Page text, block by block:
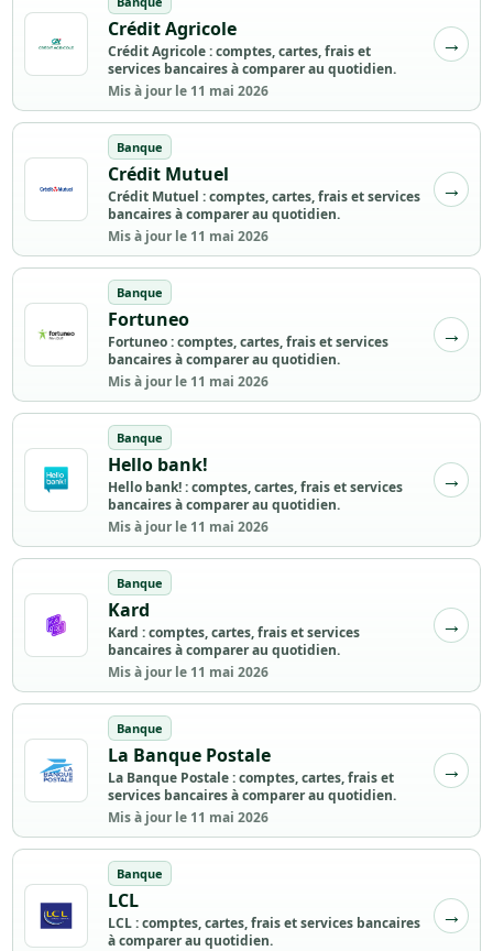
Crédit Agricole
Crédit Agricole : comptes, cartes, frais et
services bancaires à comparer au quotidien.
Mis à jour le 11 mai 2026
Banque
Crédit Mutuel
Crédit Mutuel : comptes, cartes, frais et services
bancaires à comparer au quotidien.
Mis à jour le 11 mai 2026
Banque
Fortuneo
Fortuneo : comptes, cartes, frais et services
bancaires à comparer au quotidien.
Mis à jour le 11 mai 2026
Banque
Hello bank!
Hello bank! : comptes, cartes, frais et services
bancaires à comparer au quotidien.
Mis à jour le 11 mai 2026
Banque
Kard
Kard : comptes, cartes, frais et services
bancaires à comparer au quotidien.
Mis à jour le 11 mai 2026
Banque
La Banque Postale
La Banque Postale : comptes, cartes, frais et
services bancaires à comparer au quotidien.
Mis à jour le 11 mai 2026
Banque
LCL
LCL : comptes, cartes, frais et services bancaires
à comparer au quotidien.